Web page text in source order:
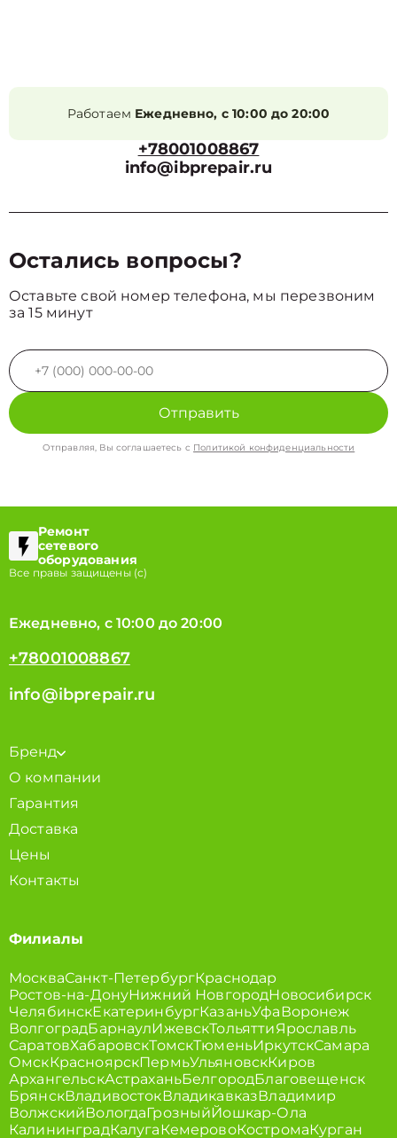
Работаем Ежедневно, с 10:00 до 20:00
+78001008867
info@ibprepair.ru
Остались вопросы?
Оставьте свой номер телефона, мы перезвоним
за 15 минут
Отправить
Отправляя, Вы соглашаетесь с Политикой конфиденциальности
Ремонт
сетевого
оборудования
Все правы защищены (с)
Ежедневно, с 10:00 до 20:00
+78001008867
info@ibprepair.ru
Бренд
О компании
Гарантия
Доставка
Цены
Контакты
Филиалы
МоскваСанкт-ПетербургКраснодар
Ростов-на-ДонуНижний НовгородНовосибирск
ЧелябинскЕкатеринбургКазаньУфаВоронеж
ВолгоградБарнаулИжевскТольяттиЯрославль
СаратовХабаровскТомскТюменьИркутскСамара
ОмскКрасноярскПермьУльяновскКиров
АрхангельскАстраханьБелгородБлаговещенск
БрянскВладивостокВладикавказВладимир
ВолжскийВологдаГрозныйЙошкар-Ола
КалининградКалугаКемеровоКостромаКурган